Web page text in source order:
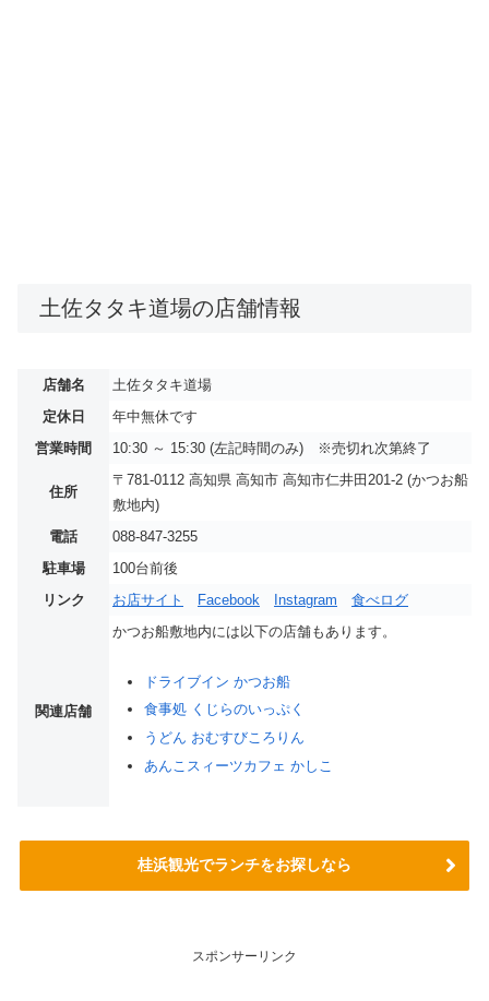
土佐タタキ道場の店舗情報
店舗名
土佐タタキ道場
定休日
年中無休です
営業時間
10:30 ～ 15:30 (左記時間のみ) ※売切れ次第終了
住所
〒781-0112 高知県 高知市 高知市仁井田201-2 (かつお船
敷地内)
電話
088-847-3255
駐車場
100台前後
リンク
お店サイト Facebook Instagram 食べログ
関連店舗
かつお船敷地内には以下の店舗もあります。
ドライブイン かつお船
食事処 くじらのいっぷく
うどん おむすびころりん
あんこスィーツカフェ かしこ
桂浜観光でランチをお探しなら
スポンサーリンク